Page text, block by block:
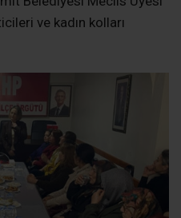
buluşmada salonun
Kadınların yüksek
damga vurdu.
önemine vurgu
artırılması gerektiğini